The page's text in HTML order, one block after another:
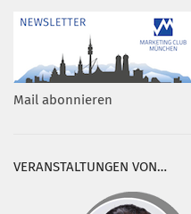
Mail abonnieren
VERANSTALTUNGEN VON…